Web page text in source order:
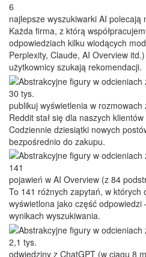
6
najlepsze wyszukiwarki AI polecają
Każda firma, z którą
odpowiedziach kilku wiodących
Perplexity, Claude, AI Overview
użytkownicy szukają rekomendacji.
30 tys.
publikuj wyświetlenia w
Reddit stał się dla naszych
Codziennie dziesiątki nowych
bezpośrednio do zakupu.
141
pojawień w AI Overview (z 84
To 141 różnych zapytań, w których
wyświetlona jako część
wynikach wyszukiwania.
2,1 tys.
odwiedziny z ChatGPT (w ciągu 8